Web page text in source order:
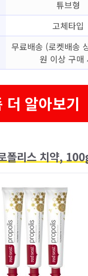
튜브형
고체타입
무료배송 (로켓배송
원 이상 구매
더 알아보기
폴리스 치약,